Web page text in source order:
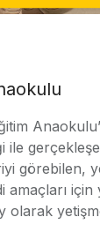
ile
görebilen,
amaçları
olarak